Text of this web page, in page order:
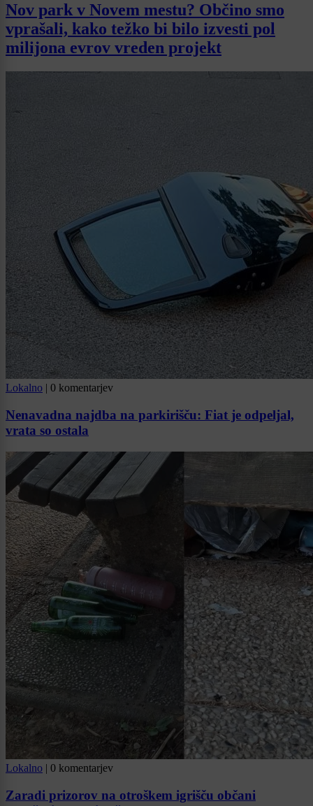
Nov park v Novem mestu? Občino smo
vprašali, kako težko bi bilo izvesti pol
milijona evrov vreden projekt
Lokalno | 0 komentarjev
Nenavadna najdba na parkirišču: Fiat je odpeljal,
vrata so ostala
Lokalno | 0 komentarjev
Zaradi prizorov na otroškem igrišču občani